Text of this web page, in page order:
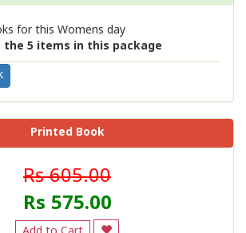
for this Womens day
the 5 items in this package
Printed Book
Rs 605.00
Rs 575.00